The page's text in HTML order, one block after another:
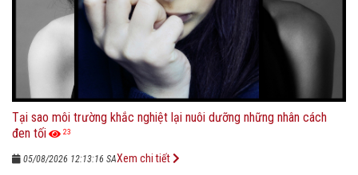
Tại sao môi trường khắc nghiệt lại nuôi dưỡng những nhân cách
đen tối
23
05/08/2026 12:13:16 SAXem chi tiết